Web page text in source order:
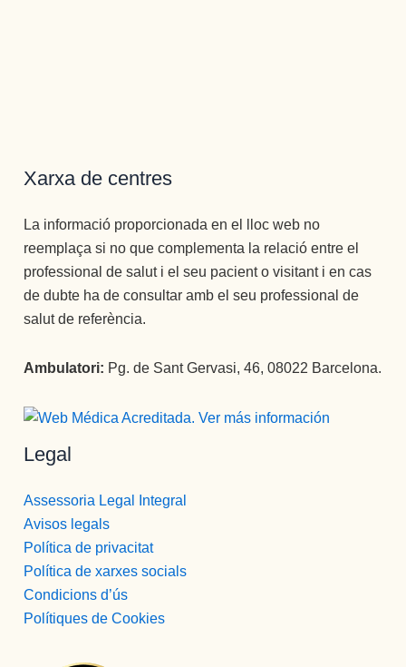
Xarxa de centres
La informació proporcionada en el lloc web no
reemplaça si no que complementa la relació entre el
professional de salut i el seu pacient o visitant i en cas
de dubte ha de consultar amb el seu professional de
salut de referència.
Ambulatori: Pg. de Sant Gervasi, 46, 08022 Barcelona.
Legal
Assessoria Legal Integral
Avisos legals
Política de privacitat
Política de xarxes socials
Condicions d’ús
Polítiques de Cookies